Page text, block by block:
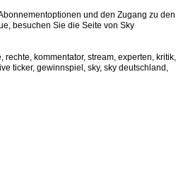
und den Zugang zu den
besuchen Sie die Seite von Sky
rechte, kommentator, stream, experten, kritik,
ticker, gewinnspiel, sky, sky deutschland,